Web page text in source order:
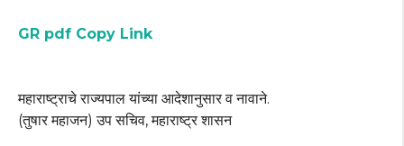
GR pdf Copy Link
महाराष्ट्राचे राज्यपाल यांच्या आदेशानुसार व नावाने.
(तुषार महाजन) उप सचिव, महाराष्ट्र शासन